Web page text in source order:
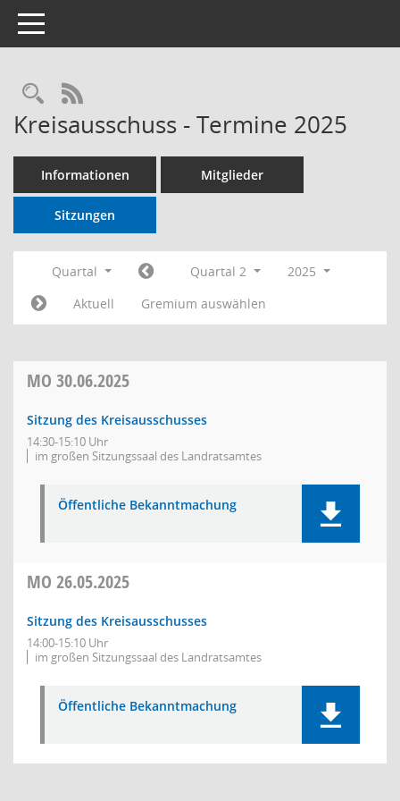
Toggle navigation
RSS-Feed
Kreisausschuss - Termine 2025
Informationen Mitglieder
Sitzungen
Quartal Quartal 2
2025
Aktuell
Gremium auswählen
MO 30.06.2025
Sitzung des Kreisausschusses
14:30-15:10 Uhr
im großen Sitzungssaal des Landratsamtes
Öffentliche Bekanntmachung
MO 26.05.2025
Sitzung des Kreisausschusses
14:00-15:10 Uhr
im großen Sitzungssaal des Landratsamtes
Öffentliche Bekanntmachung